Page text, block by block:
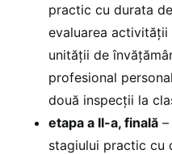
practic cu durata
evaluarea
unităţii de
profesional
două inspecţii la
etapa a II-a, finală
stagiului practic cu